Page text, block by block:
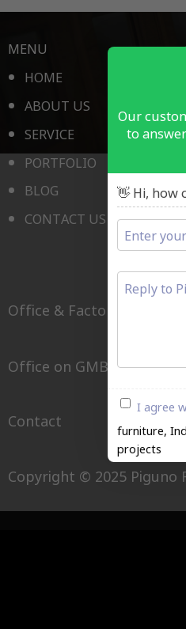
MENU
HOME
ABOUT US
SERVICE
PORTFOLIO
BLOG
CONTACT US
Office & Factory
Office on GMB
Contact
Copyright © 2025
Our
to
👋 Hi, how
I agree
furniture,
projects